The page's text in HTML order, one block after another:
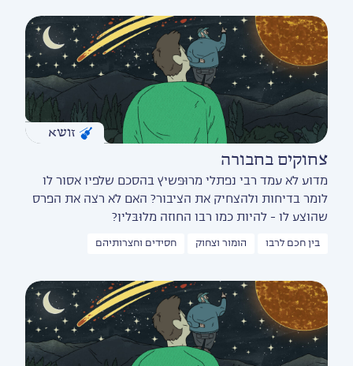
זושא
צחוקים בחבורה
מדוע לא עמד רבי נפתלי מרוּפּשיץ בהסכם שלפיו אסור לו
לומר בדיחות ולהצחיק את הציבור? האם לא רצה את הפרס
שהוצע לו - להיות כמו רבו החוזה מלוּבּלין?
בין חכם לרבו הומור וצחוק חסידים וחצרותיהם